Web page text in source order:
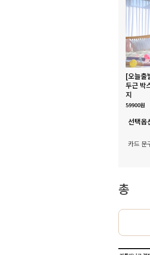
[오늘출
두근 박
지
59900원
선택옵
카드 문
총